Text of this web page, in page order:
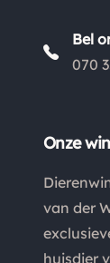
Bel
070
Onze
van der
huisdier